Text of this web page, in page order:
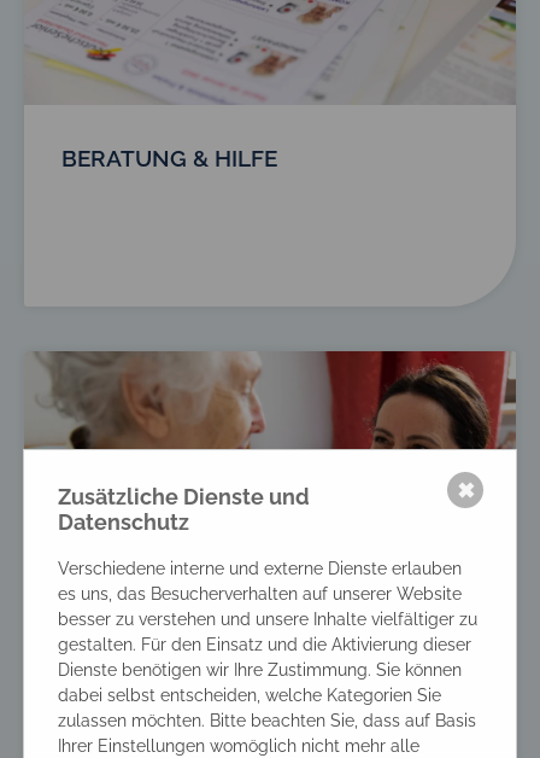
BERATUNG & HILFE
AMBULANTE PFLEGE
Zusätzliche Dienste und
Datenschutz
Verschiedene interne und externe Dienste erlauben
es uns, das Besucherverhalten auf unserer Website
besser zu verstehen und unsere Inhalte vielfältiger zu
gestalten. Für den Einsatz und die Aktivierung dieser
Dienste benötigen wir Ihre Zustimmung. Sie können
dabei selbst entscheiden, welche Kategorien Sie
zulassen möchten. Bitte beachten Sie, dass auf Basis
Ihrer Einstellungen womöglich nicht mehr alle
✖